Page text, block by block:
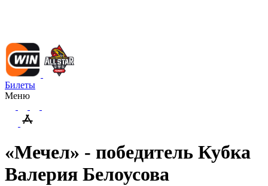
Билеты
Меню
«Мечел» - победитель Кубка
Валерия Белоусова